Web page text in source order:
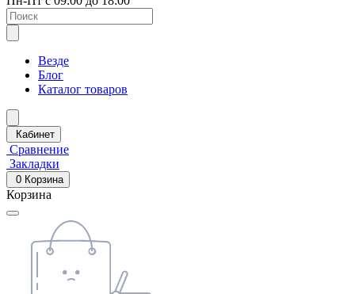
Везде
Блог
Каталог товаров
Кабинет
Сравнение
Закладки
0 Корзина
Корзина